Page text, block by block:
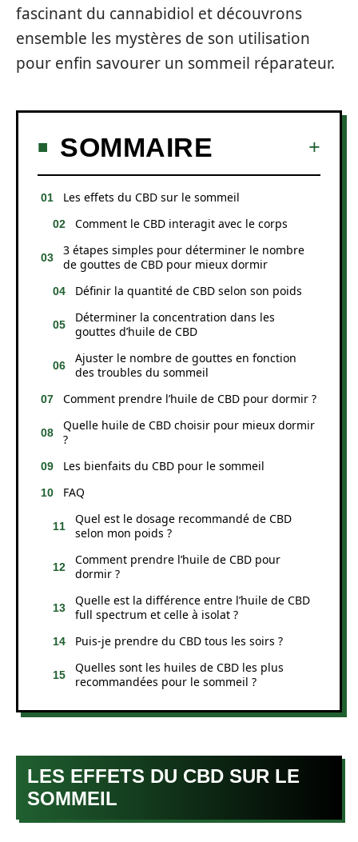
fascinant du cannabidiol et découvrons
ensemble les mystères de son utilisation
pour enfin savourer un sommeil réparateur.
SOMMAIRE
Les effets du CBD sur le sommeil
Comment le CBD interagit avec le corps
3 étapes simples pour déterminer le nombre
de gouttes de CBD pour mieux dormir
Définir la quantité de CBD selon son poids
Déterminer la concentration dans les
gouttes d’huile de CBD
Ajuster le nombre de gouttes en fonction
des troubles du sommeil
Comment prendre l’huile de CBD pour dormir ?
Quelle huile de CBD choisir pour mieux dormir
?
Les bienfaits du CBD pour le sommeil
FAQ
Quel est le dosage recommandé de CBD
selon mon poids ?
Comment prendre l’huile de CBD pour
dormir ?
Quelle est la différence entre l’huile de CBD
full spectrum et celle à isolat ?
Puis-je prendre du CBD tous les soirs ?
Quelles sont les huiles de CBD les plus
recommandées pour le sommeil ?
LES EFFETS DU CBD SUR LE
SOMMEIL